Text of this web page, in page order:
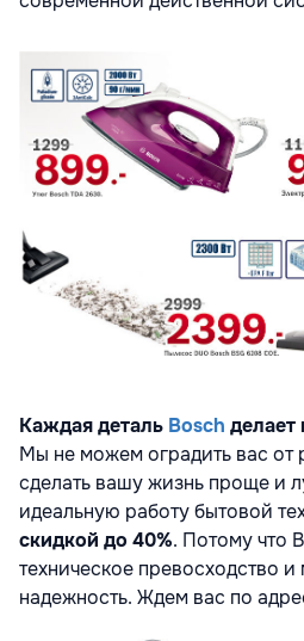
Каждая деталь Bosch
Мы не можем оградить вас
сделать вашу жизнь проще и
идеальную работу бытовой
скидкой до 40%. Потому что
техническое превосходство
надежность. Ждем вас по